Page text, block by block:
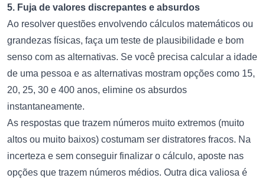
5. Fuja de valores discrepantes e absurdos
Ao resolver questões envolvendo cálculos matemáticos ou
grandezas físicas, faça um teste de plausibilidade e bom
senso com as alternativas. Se você precisa calcular a idade
de uma pessoa e as alternativas mostram opções como 15,
20, 25, 30 e 400 anos, elimine os absurdos
instantaneamente.
As respostas que trazem números muito extremos (muito
altos ou muito baixos) costumam ser distratores fracos. Na
incerteza e sem conseguir finalizar o cálculo, aposte nas
opções que trazem números médios. Outra dica valiosa é